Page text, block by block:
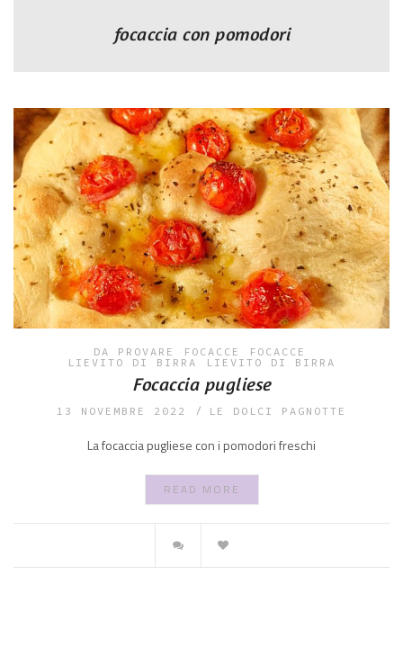
focaccia con pomodori
DA PROVARE FOCACCE
FOCACCE
LIEVITO DI BIRRA
LIEVITO DI BIRRA
Focaccia pugliese
13 NOVEMBRE 2022 LE DOLCI PAGNOTTE
La focaccia pugliese con i pomodori freschi
READ MORE